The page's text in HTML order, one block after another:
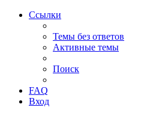
Ссылки
Темы без ответов
Активные темы
Поиск
FAQ
Вход